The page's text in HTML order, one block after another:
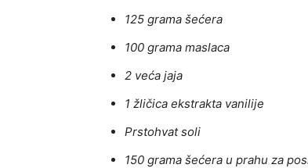
125 grama šećera
100 grama maslaca
2 veća jaja
1 žličica ekstrakta vanilije
Prstohvat soli
150 grama šećera u prahu za